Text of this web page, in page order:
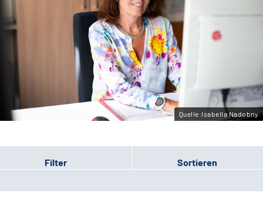
Erweiterte Suche
Gebärdensprache
Leichte Sprache
Quelle:Isabella Nadobny
Filter Sortieren